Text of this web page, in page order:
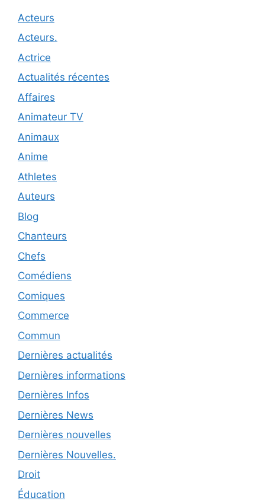
Acteurs
Acteurs.
Actrice
Actualités récentes
Affaires
Animateur TV
Animaux
Anime
Athletes
Auteurs
Blog
Chanteurs
Chefs
Comédiens
Comiques
Commerce
Commun
Dernières actualités
Dernières informations
Dernières Infos
Dernières News
Dernières nouvelles
Dernières Nouvelles.
Droit
Éducation